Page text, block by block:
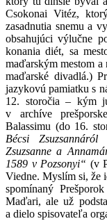
Csokonai Vitéz,
zasadnutia snemu a
obsahujúci výlučne
konania diét, sa
maďarským mestom a
maďarské divadlá.)
jazykovú pamiatku s
12. storočia – kým
v archíve
Balassimu (do 16.
Bécsi
Zsuzsanne a
1589 v Pozsonyi“ (v
Viedne. Myslím si, že
spomínaný
Maďari, ale už
a dielo spisovateľa